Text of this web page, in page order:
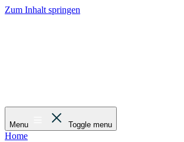
Zum Inhalt springen
Menu Toggle menu
Home